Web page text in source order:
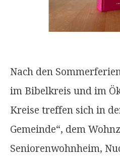
Nach den
im Bibelkreis und im
Kreise treffen sich in
Gemeinde“, dem
Seniorenwohnheim,